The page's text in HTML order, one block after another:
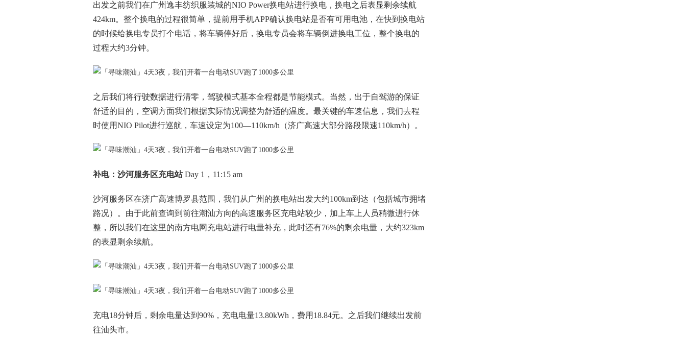
出发之前我们在广州逸丰纺织服装城的NIO Power换电站进行换电，换电之后表显剩余续航
424km。整个换电的过程很简单，提前用手机APP确认换电站是否有可用电池，在快到换电站
的时候给换电专员打个电话，将车辆停好后，换电专员会将车辆倒进换电工位，整个换电的
过程大约3分钟。
之后我们将行驶数据进行清零，驾驶模式基本全程都是节能模式。当然，出于自驾游的保证
舒适的目的，空调方面我们根据实际情况调整为舒适的温度。最关键的车速信息，我们去程
时使用NIO Pilot进行巡航，车速设定为100—110km/h（济广高速大部分路段限速110km/h）。
补电：沙河服务区充电站Day 1，11:15 am
沙河服务区在济广高速博罗县范围，我们从广州的换电站出发大约100km到达（包括城市拥堵
路况）。由于此前查询到前往潮汕方向的高速服务区充电站较少，加上车上人员稍微进行休
整，所以我们在这里的南方电网充电站进行电量补充，此时还有76%的剩余电量，大约323km
的表显剩余续航。
充电18分钟后，剩余电量达到90%，充电电量13.80kWh，费用18.84元。之后我们继续出发前
往汕头市。